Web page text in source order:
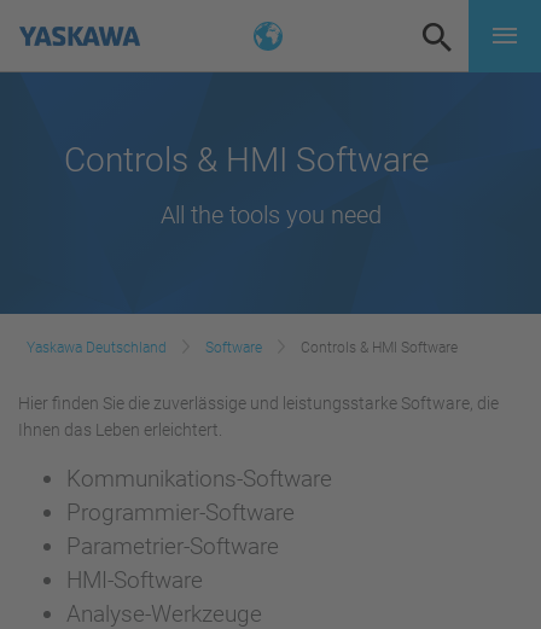
Controls & HMI Software
All the tools you need
Yaskawa Deutschland Software Controls & HMI Software
Hier finden Sie die zuverlässige und leistungsstarke Software, die
Ihnen das Leben erleichtert.
Kommunikations-Software
Programmier-Software
Parametrier-Software
HMI-Software
Analyse-Werkzeuge